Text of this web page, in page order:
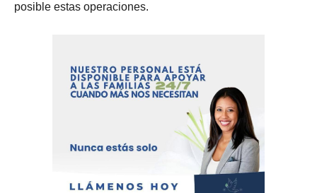
posible estas operaciones.